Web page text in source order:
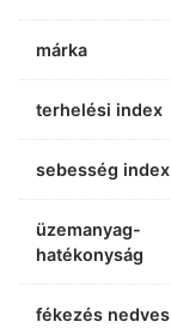
márka
terhelési index
sebesség index
üzemanyag-
hatékonyság
fékezés nedves